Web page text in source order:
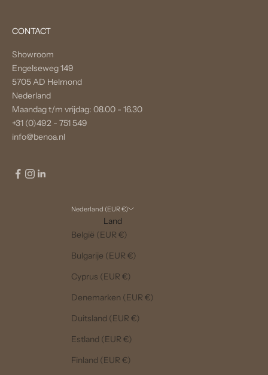
CONTACT
Showroom
Engelseweg 149
5705 AD Helmond
Nederland
Maandag t/m vrijdag: 08.00 - 16.30
+31 (0)492 - 751 549
info@benoa.nl
Nederland (EUR €)
Land
België (EUR €)
Bulgarije (EUR €)
Cyprus (EUR €)
Denemarken (EUR €)
Duitsland (EUR €)
Estland (EUR €)
Finland (EUR €)